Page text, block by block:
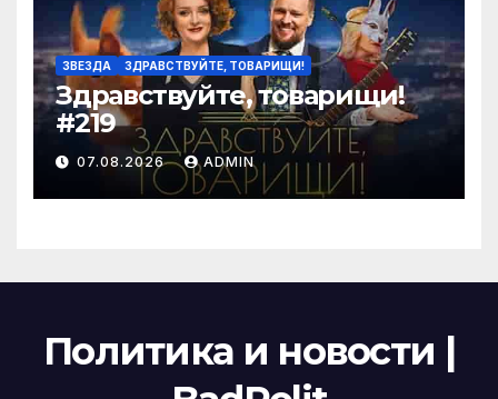
ЗВЕЗДА ЗДРАВСТВУЙТЕ, ТОВАРИЩИ!
Здравствуйте, товарищи!
#219
07.08.2026 ADMIN
Политика и новости |